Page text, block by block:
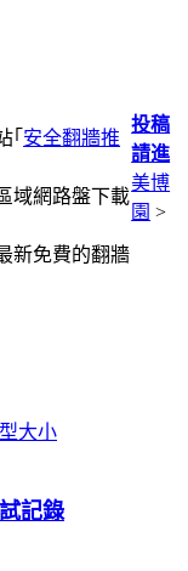
｢ 安全翻牆推
域網路盤下載
新免費的翻牆
投稿
請進
美博
園 >
記錄